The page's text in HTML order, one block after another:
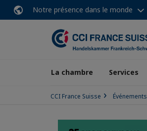
Notre présence dans le monde
La chambre Services
CCI France Suisse Événements